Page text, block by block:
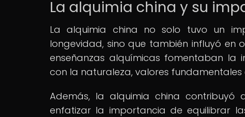
La alquimia china y su
La alquimia china no solo tuvo un
longevidad, sino que también influyó en
enseñanzas alquímicas fomentaban la
con la naturaleza, valores fundamentales
Además, la alquimia china
enfatizar la importancia de equilibrar